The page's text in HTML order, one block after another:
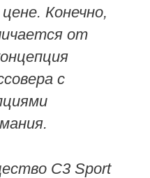
Конечно,
от
с
C3 Sport